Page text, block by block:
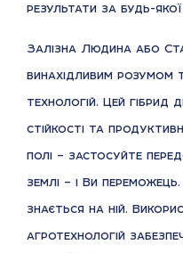
результати за будь-
Залізна Людина або
винахідливим розумом
технологій. Цей гібрид
стійкості та
полі – застосуйте
землі – і Ви
знається на ній.
агротехнологій